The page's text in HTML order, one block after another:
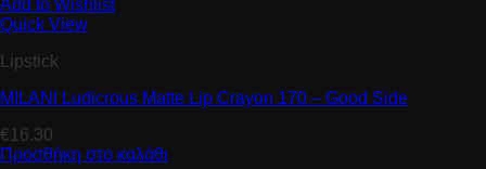
Add to Wishlist
Quick View
Lipstick
MILANI Ludicrous Matte Lip Crayon 170 – Good Side
€16.30
Προσθήκη στο καλάθι